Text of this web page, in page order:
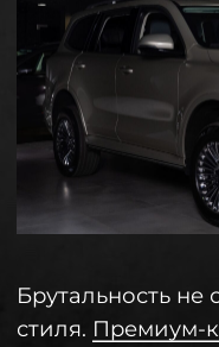
российским
климатом. TANK 500
как при минусовых
Крайнем Севере, так и
когда в Волгограде
Автомобиль
под российского
и понятное управление
зимнем пакете есть